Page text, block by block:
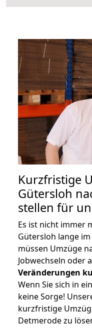
Kurzfristige
Gütersloh
stellen für
Es ist nicht immer
Gütersloh lange
müssen Umzüge
Jobwechseln oder
Veränderungen
Wenn Sie sich in
keine Sorge!
kurzfristige
Detmerode zu